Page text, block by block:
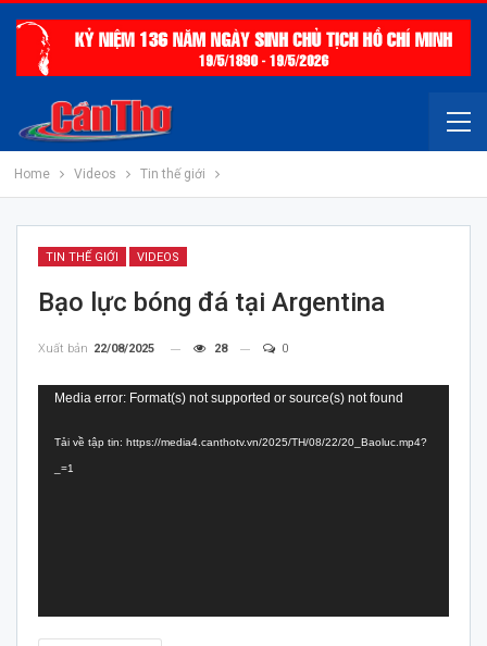
Home Videos Tin thế giới
TIN THẾ GIỚI VIDEOS
Bạo lực bóng đá tại Argentina
Xuất bản 22/08/2025 28 0
Trình
Video
Media error: Format(s) not supported or source(s) not found
Tải về tập tin: https://media4.canthotv.vn/2025/TH/08/22/20_Baoluc.mp4?
_=1